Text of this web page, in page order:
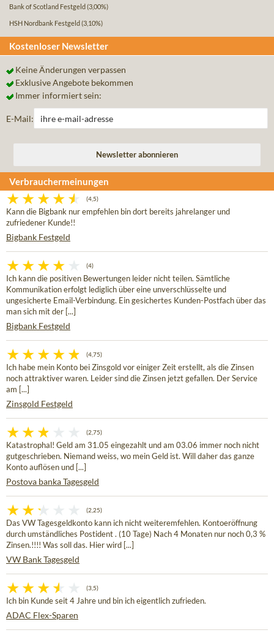
Bank of Scotland Festgeld (3,00%)
HSH Nordbank Festgeld (3,10%)
Kostenloser Newsletter
Keine Änderungen verpassen
Exklusive Angebote bekommen
Immer informiert sein:
E-Mail:
Verbrauchermeinungen
(4,5)
Kann die Bigbank nur empfehlen bin dort bereits jahrelanger und
zufriedener Kunde!!
Bigbank Festgeld
(4)
Ich kann die positiven Bewertungen leider nicht teilen. Sämtliche
Kommunikation erfolgt lediglich über eine unverschlüsselte und
ungesicherte Email-Verbindung. Ein gesichertes Kunden-Postfach über das
man sich mit der [...]
Bigbank Festgeld
(4,75)
Ich habe mein Konto bei Zinsgold vor einiger Zeit erstellt, als die Zinsen
noch attraktiver waren. Leider sind die Zinsen jetzt gefallen. Der Service
am [...]
Zinsgold Festgeld
(2,75)
Katastrophal! Geld am 31.05 eingezahlt und am 03.06 immer noch nicht
gutgeschrieben. Niemand weiss, wo mein Geld ist. Will daher das ganze
Konto auflösen und [...]
Postova banka Tagesgeld
(2,25)
Das VW Tagesgeldkonto kann ich nicht weiteremfehlen. Kontoeröffnung
durch umständliches Postident . (10 Tage) Nach 4 Monaten nur noch 0,3 %
Zinsen.!!!! Was soll das. Hier wird [...]
VW Bank Tagesgeld
(3,5)
Ich bin Kunde seit 4 Jahre und bin ich eigentlich zufrieden.
ADAC Flex-Sparen